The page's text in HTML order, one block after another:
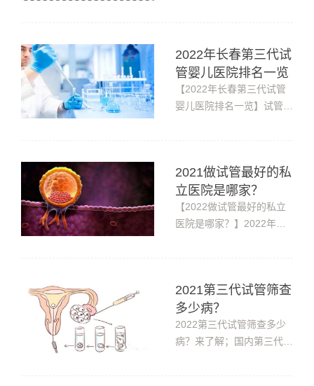
第三代试管婴儿手术究竟需
要多少费用才行。首先，我
们要清楚试管婴儿的医疗费
用并不是不变的，除了技术
2022年长春第三代试
管婴儿医院排名一览
【2022年长春第三代试管
婴儿医院排名一览】试管婴
多家庭都会事先了解当地的
试管婴儿医院排名。今天就
来给大家分享一下——
2022年长春第三代试管婴
2021做试管最好的私
立医院是哪家？
【2022做试管最好的私立
医院是哪家？】2022年，
做试管婴儿，那南方做试管
最好的私立医院是哪家？今
天告诉您。目前在南方，做
试管最好的私立医院是海南
2021第三代试管筛查
多少病？
2022第三代试管筛查多少
病？来了解；国内第三代试